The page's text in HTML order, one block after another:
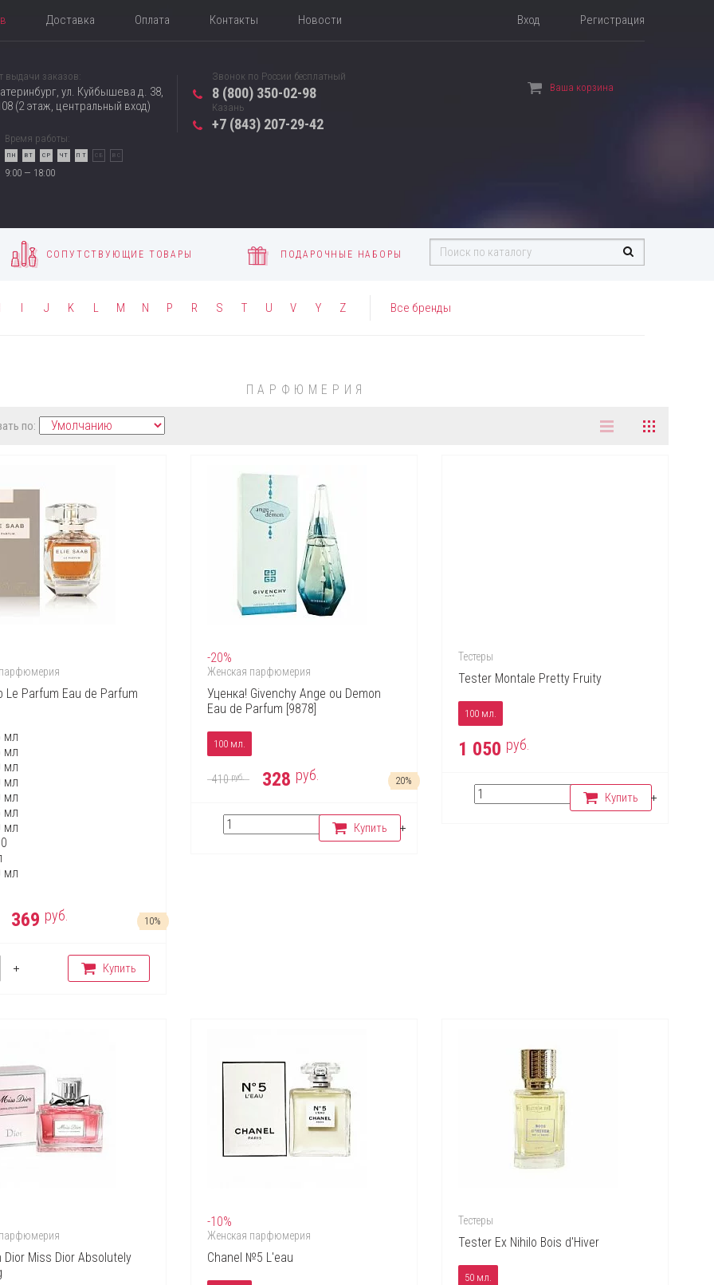
Доставка Оплата Контакты Новости Вход Регистрация
выдачи заказов:
ул. Куйбышева д. 38,
(2 этаж, центральный вход)
Звонок по России бесплатный
8 (800) 350-02-98
Казань
+7 (843) 207-29-42
Время работы:
ПН ВТ СР ЧТ ПТ
9:00 — 18:00
СБ ВС
Ваша корзина
СОПУТСТВУЮЩИЕ ТОВАРЫ ПОДАРОЧНЫЕ НАБОРЫ
I J K L M N P R S T U V Y Z Все бренды
по:
ПАРФЮМЕРИЯ
Le Parfum Eau de Parfum
мл
мл
мл
мл
мл
мл
мл
мл
10%
369 руб.
Купить
-20%
Женская парфюмерия
Уценка! Givenchy Ange ou Demon
Eau de Parfum [9878]
100 мл.
20%
410руб. 328 руб.
Купить
Тестеры
Tester Montale Pretty Fruity
100 мл.
1 050 руб.
Купить
Dior Miss Dior Absolutely
-10%
Женская парфюмерия
Chanel №5 L'eau
Тестеры
Tester Ex Nihilo Bois d'Hiver
50 мл.